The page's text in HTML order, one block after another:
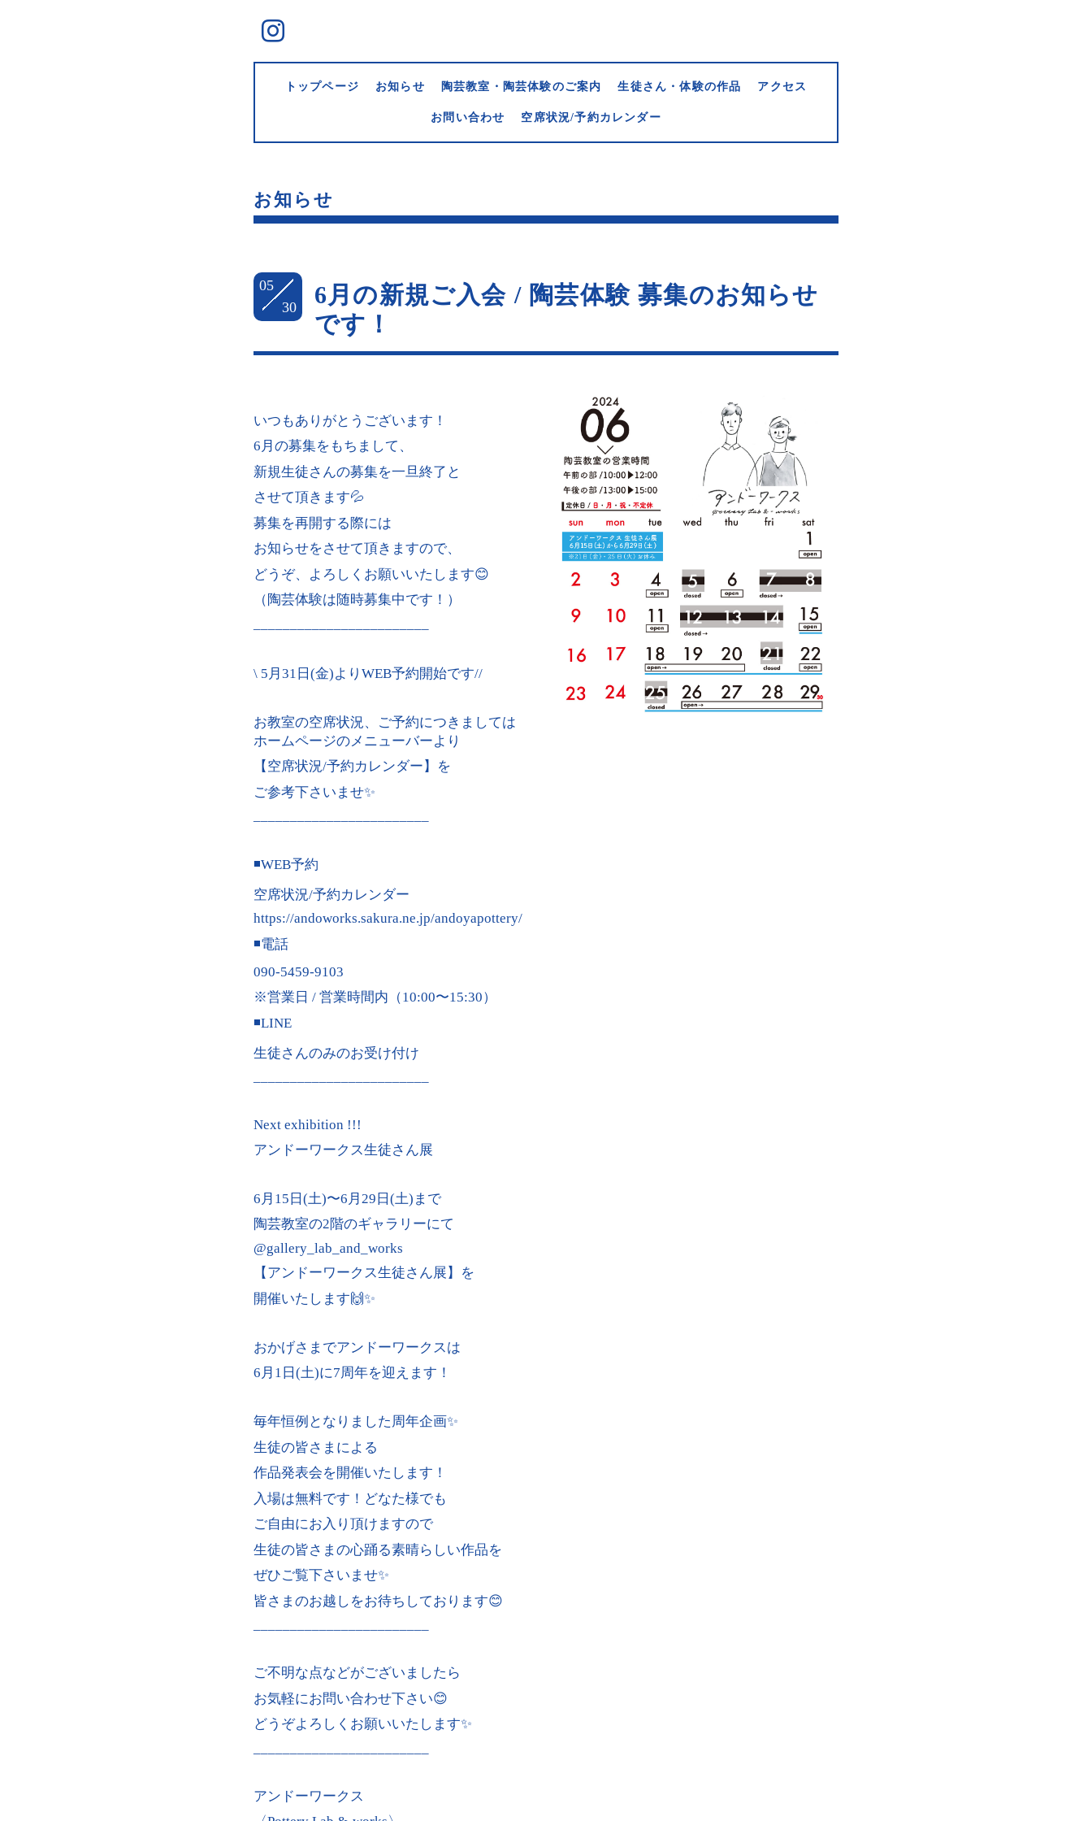
トップページ お知らせ 陶芸教室・陶芸体験のご案内 生徒さん・体験の作品 アクセス
お問い合わせ 空席状況/予約カレンダー
お知らせ
05
30
6月の新規ご入会 / 陶芸体験 募集のお知らせ
です！
いつもありがとうございます！
6月の募集をもちまして、
新規生徒さんの募集を一旦終了と
させて頂きます💦
募集を再開する際には
お知らせをさせて頂きますので、
どうぞ、よろしくお願いいたします😊
（陶芸体験は随時募集中です！）
\ 5月31日(金)よりWEB予約開始です//
お教室の空席状況、ご予約につきましては
ホームページのメニューバーより
【空席状況/予約カレンダー】を
ご参考下さいませ✨
◾️WEB予約
空席状況/予約カレンダー
https://andoworks.sakura.ne.jp/andoyapottery/
◾️電話
090-5459-9103
※営業日 / 営業時間内（10:00〜15:30）
◾️LINE
生徒さんのみのお受け付け
Next exhibition !!!
アンドーワークス生徒さん展
6月15日(土)〜6月29日(土)まで
陶芸教室の2階のギャラリーにて
@gallery_lab_and_works
【アンドーワークス生徒さん展】を
開催いたします🙌✨
おかげさまでアンドーワークスは
6月1日(土)に7周年を迎えます！
毎年恒例となりました周年企画✨
生徒の皆さまによる
作品発表会を開催いたします！
入場は無料です！どなた様でも
ご自由にお入り頂けますので
生徒の皆さまの心踊る素晴らしい作品を
ぜひご覧下さいませ✨
皆さまのお越しをお待ちしております😊
ご不明な点などがございましたら
お気軽にお問い合わせ下さい😊
どうぞよろしくお願いいたします✨
アンドーワークス